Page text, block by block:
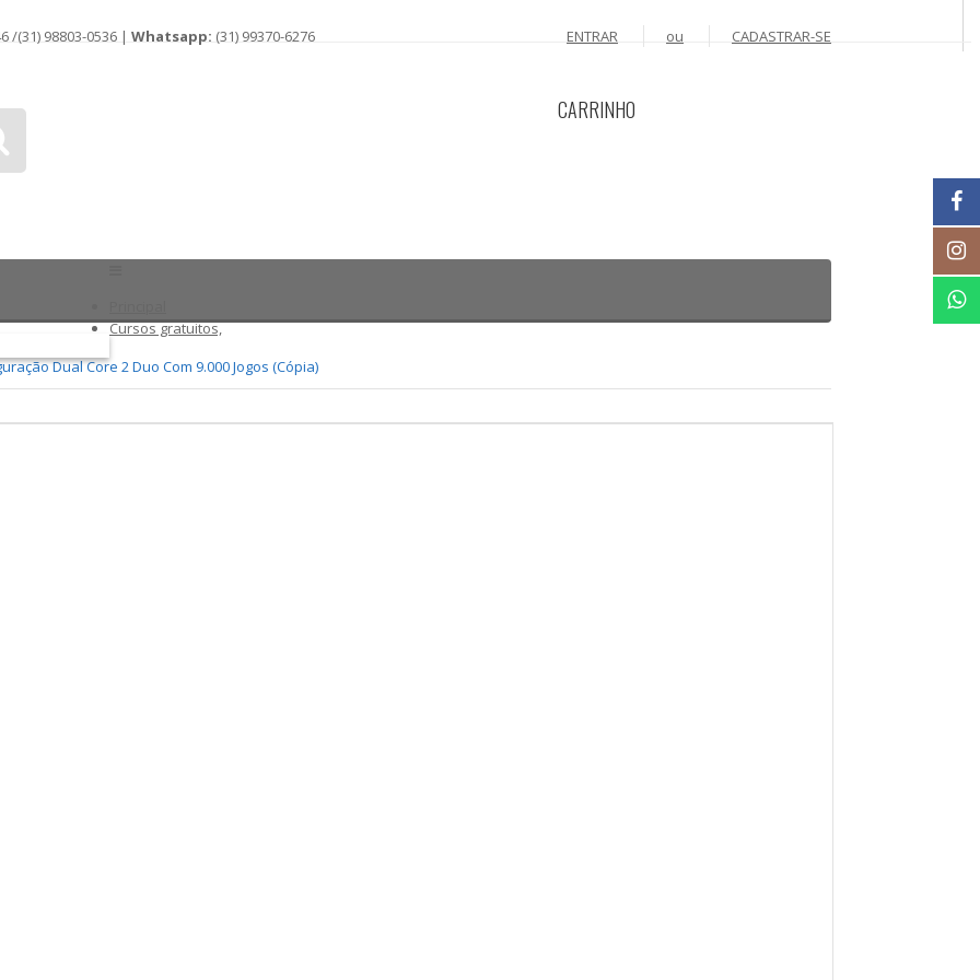
/(31) 98803-0536 | Whatsapp: (31) 99370-6276 ENTRAR ou CADASTRAR-SE
CARRINHO
Cursos gratuitos,
Dual Core 2 Duo Com 9.000 Jogos (cópia)